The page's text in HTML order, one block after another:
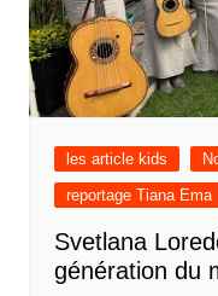
les article kids
reportage Tiana Ema
Svetlana
génération du